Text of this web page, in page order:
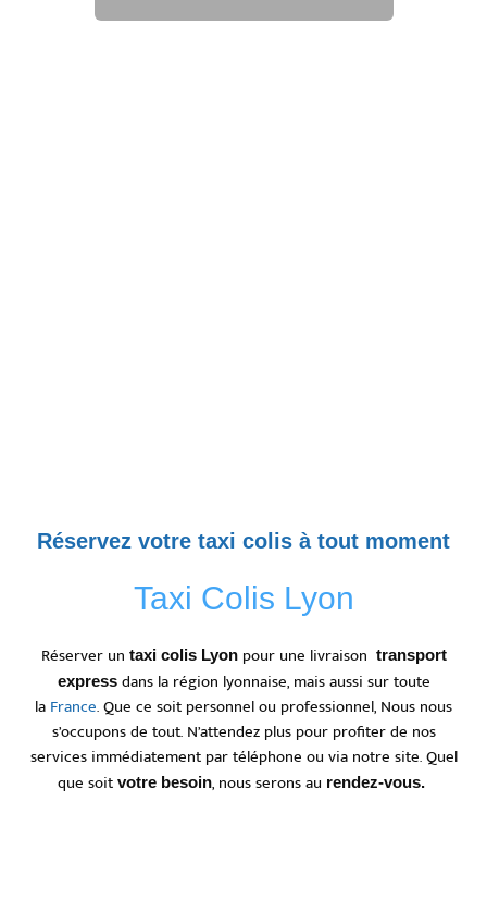
Réservez votre taxi colis à tout moment
Taxi Colis Lyon
Réserver un taxi colis Lyonpour une livraison transport
expressdans la région lyonnaise, mais aussi sur toute
la France. Que ce soit personnel ou professionnel, Nous nous
s’occupons de tout. N’attendez plus pour profiter de nos
services immédiatement par téléphone ou via notre site. Quel
que soit votre besoin, nous serons au rendez-vous.